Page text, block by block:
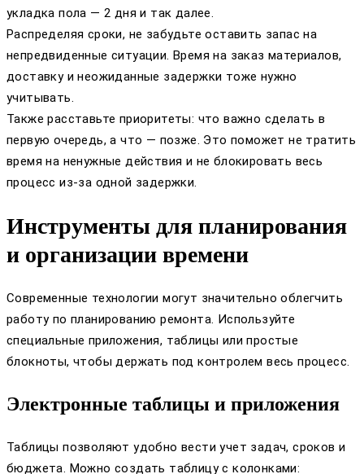
укладка пола — 2 дня и так далее.
Распределяя сроки, не забудьте оставить запас на
непредвиденные ситуации. Время на заказ материалов,
доставку и неожиданные задержки тоже нужно
учитывать.
Также расставьте приоритеты: что важно сделать в
первую очередь, а что — позже. Это поможет не тратить
время на ненужные действия и не блокировать весь
процесс из-за одной задержки.
Инструменты для планирования
и организации времени
Современные технологии могут значительно облегчить
работу по планированию ремонта. Используйте
специальные приложения, таблицы или простые
блокноты, чтобы держать под контролем весь процесс.
Электронные таблицы и приложения
Таблицы позволяют удобно вести учет задач, сроков и
бюджета. Можно создать таблицу с колонками: